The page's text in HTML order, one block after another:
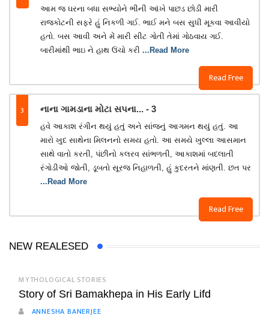
Read Free
આમ જ ઘરના બધા સભ્યોને ભીની આંખે પાછડ છોડી મારી
રાજકોટની સફરે હું નિકળી ગઈ. ભાઈ મને બસ સુધી મૂકવા આવીયો
હતો. બસ આવી અને મેં મારી સીટ ગોતી તેમાં ગોઠવાય ગઈ.
બારીમાંથી ભાઇ ને હાથ ઉંચો કરી ...Read More
3 નાના ગામડાના મોટા સપના... - 3
Read Free
હવે આકાશ રંગીન થયું હતું અને સાંજનું આગમન થયું હતું. આ
મારો ખુદ સાથેના મિલનનો સમય હતો. આ સમયે ખુલ્લા આસમાન
સાથે વાતો કરતી, પંછીનો કલરવ સાંભળતી, આકાશમાં બદલાતી
રંગોડીઓ જોતી, ડૂબતો સૂરજ નિહાળતી, હું કુદરતને માંણતી. છત પર
...Read More
NEW REALESED
MYTHOLOGICAL STORIES
Story of Sri Bamakhepa in His Early Lifd
ANNESHA BANERJEE